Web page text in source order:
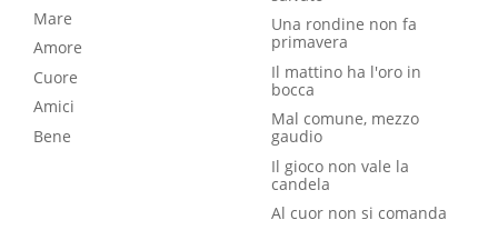
Mare
Amore
Cuore
Amici
Bene
Una rondine non fa
primavera
Il mattino ha l'oro in
bocca
Mal comune, mezzo
gaudio
Il gioco non vale la
candela
Al cuor non si comanda